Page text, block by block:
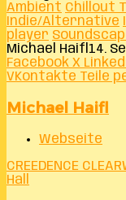
Ambient Chillout
Indie/Alternative
player
Michael Haifl 14.
Facebook X
VKontakte Teile
Michael Haifl
Webseite
CREEDENCE
Hall